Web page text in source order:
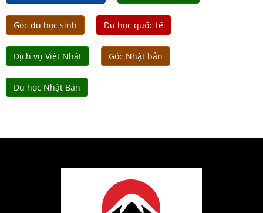
Góc du học sinh Du học quốc tế
Dịch vụ Việt Nhật Góc Nhật bản
Du học Nhật Bản